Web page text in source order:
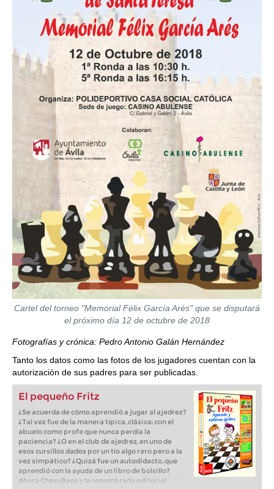
Cartel del torneo "Memorial Félix García Arés" que se disputará
el próximo día 12 de octubre de 2018
Fotografías y crónica: Pedro Antonio Galán Hernández
Tanto los datos como las fotos de los jugadores cuentan con la
autorización de sus padres para ser publicadas.
El pequeño Fritz
¿Se acuerda de cómo aprendió a jugar al ajedrez?
¿Tal vez fue de la manera típica, clásica: con el
abuelo como profe que nunca perdía la
paciencia? ¿O en el club de ajedrez, en uno de
esos cursillos dados por un tío algo raro pero a la
vez simpático? ¿Quizá fue un autodidacto, que
aprendió con la ayuda de un libro de bolsillo?
Ahora ChessBase y la renombrada editorial